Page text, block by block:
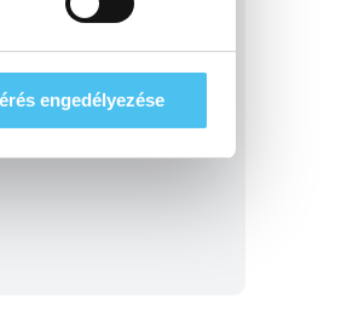
engedélyezése